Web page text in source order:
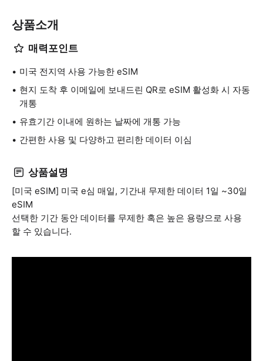
상품소개
매력포인트
미국 전지역 사용 가능한 eSIM
현지 도착 후 이메일에 보내드린 QR로 eSIM 활성화 시 자동
개통
유효기간 이내에 원하는 날짜에 개통 가능
간편한 사용 및 다양하고 편리한 데이터 이심
상품설명
[미국 eSIM] 미국 e심 매일, 기간내 무제한 데이터 1일 ~30일
eSIM
선택한 기간 동안 데이터를 무제한 혹은 높은 용량으로 사용
할 수 있습니다.